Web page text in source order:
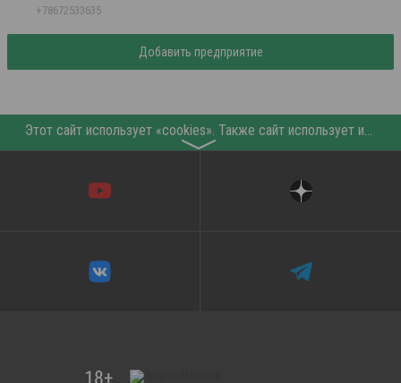
+78672533635
Добавить предприятие
Этот сайт использует «cookies». Также сайт использует интернет-сервис для сбора технических данных касательно посетителей с целью получения маркетинговой и статистической информации. Условия обработки данных посетителей сайта см.
〉